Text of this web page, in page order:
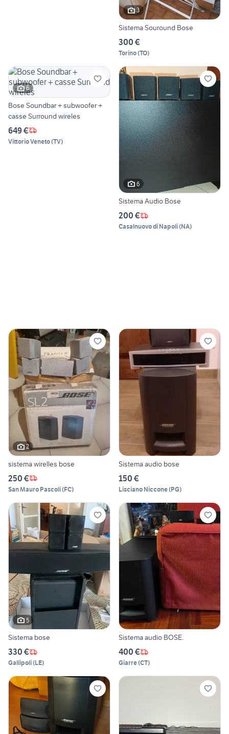
3
Sistema Souround Bose
300 €
Torino(TO)
6
Bose Soundbar + subwoofer +
casse Surround wireles
649 €
Vittorio Veneto(TV)
6
Sistema Audio Bose
200 €
Casalnuovo di Napoli(NA)
2
sistema wirelles bose
250 €
San Mauro Pascoli(FC)
Sistema audio bose
150 €
Lisciano Niccone(PG)
5
Sistema bose
330 €
Gallipoli(LE)
Sistema audio BOSE.
400 €
Giarre(CT)